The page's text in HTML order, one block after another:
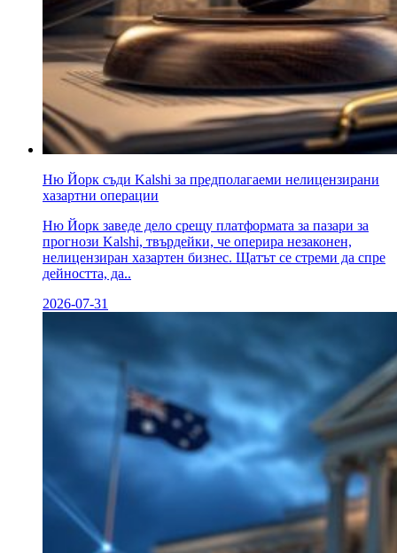
Ню Йорк съди Kalshi за предполагаеми нелицензирани
хазартни операции
Ню Йорк заведе дело срещу платформата за пазари за
прогнози Kalshi, твърдейки, че оперира незаконен,
нелицензиран хазартен бизнес. Щатът се стреми да спре
дейността, да..
2026-07-31